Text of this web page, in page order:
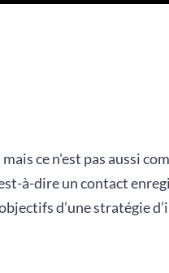
ce n'est pas aussi
à-dire un contact
d’une stratégie